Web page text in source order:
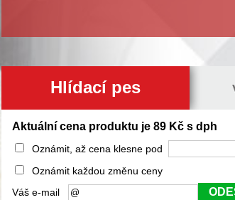
Hlídací pes
Aktuální cena produktu je 89 Kč s dph
Oznámit, až cena klesne pod
Oznámit každou změnu ceny
Váš e-mail